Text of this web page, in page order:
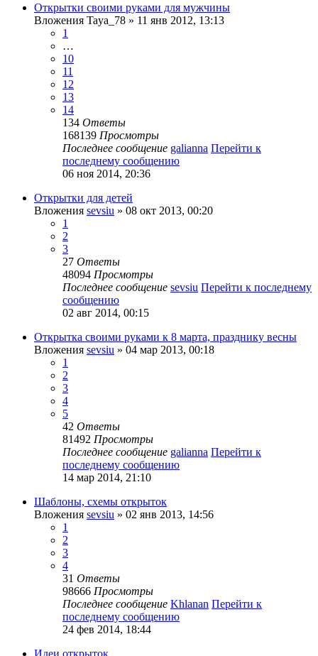
Открытки своими руками для мужчины
Вложения Taya_78 » 11 янв 2012, 13:13
1
…
10
11
12
13
14
134 Ответы
168139 Просмотры
Последнее сообщение galianna Перейти к
последнему сообщению
06 ноя 2014, 20:36
Открытки для детей
Вложения sevsiu » 08 окт 2013, 00:20
1
2
3
27 Ответы
48094 Просмотры
Последнее сообщение sevsiu Перейти к последнему
сообщению
02 авг 2014, 00:15
Открытка своими руками к 8 марта, празднику весны
Вложения sevsiu » 04 мар 2013, 00:18
1
2
3
4
5
42 Ответы
81492 Просмотры
Последнее сообщение galianna Перейти к
последнему сообщению
14 мар 2014, 21:10
Шаблоны, схемы открыток
Вложения sevsiu » 02 янв 2013, 14:56
1
2
3
4
31 Ответы
98666 Просмотры
Последнее сообщение Khlanan Перейти к
последнему сообщению
24 фев 2014, 18:44
Идеи открыток